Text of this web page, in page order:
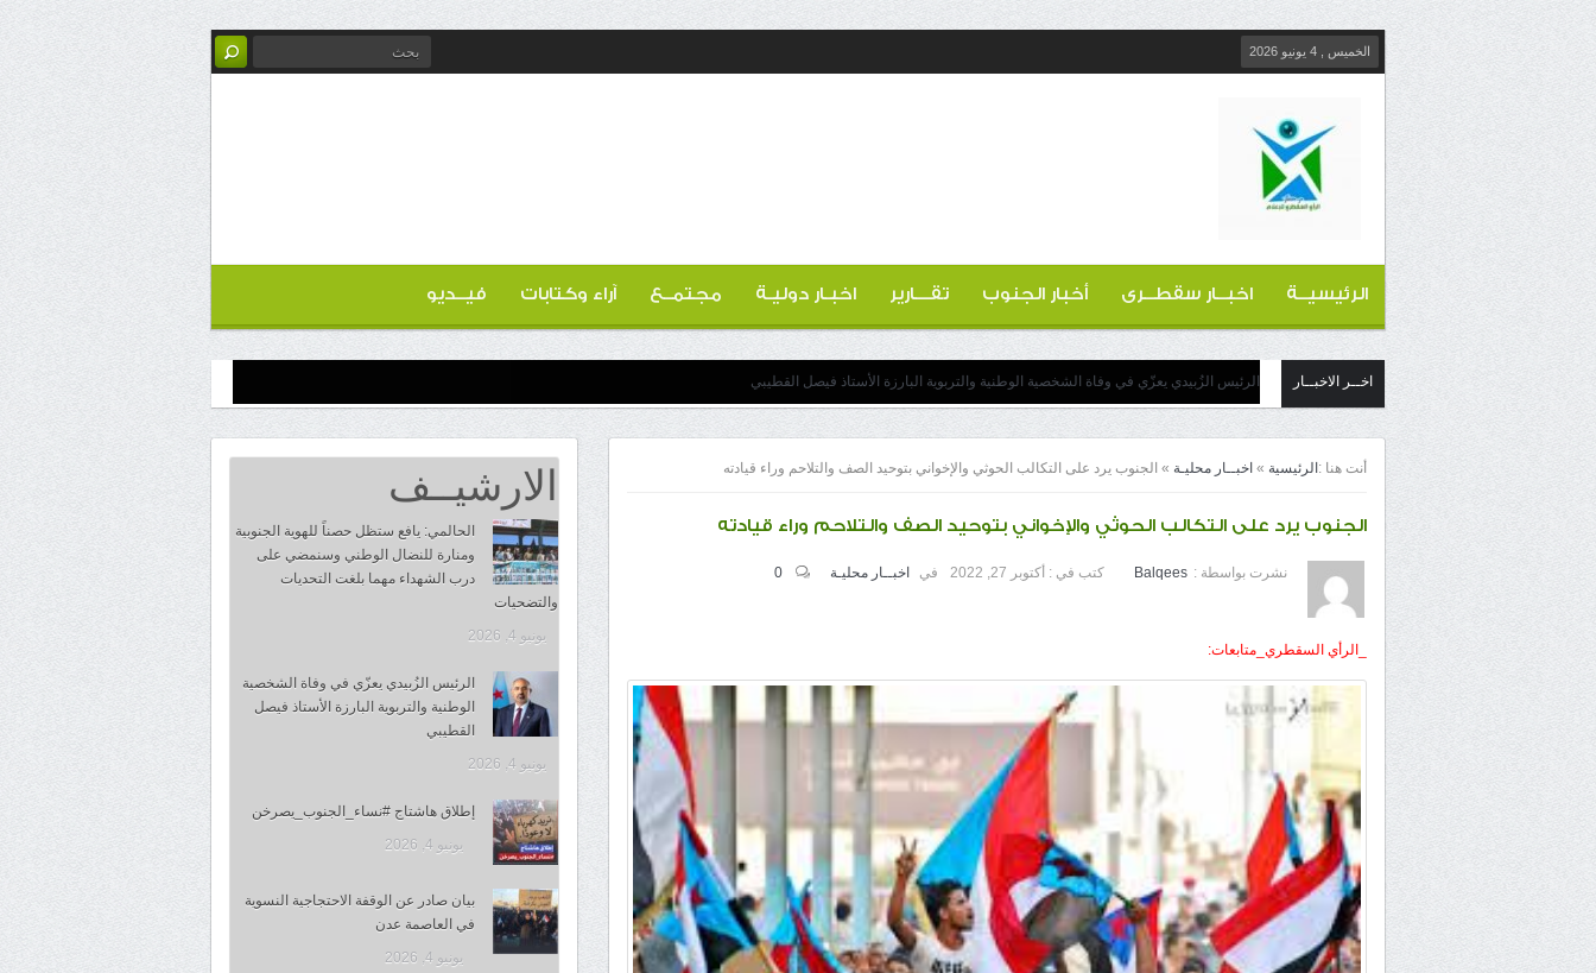
الخميس , 4 يونيو 2026
الرئيسيــة اخبــار سقطــرى أخبار الجنوب تقـــارير اخبـار دوليـة مجتمــع آراء وكتابات فيــديو
اخــر الاخبــار الرئيس الزُبيدي يعزّي في وفاة الشخصية الوطنية والتربوية البارزة الأستاذ فيصل القطيبي
أنت هنا : الرئيسية » اخبــار محليـة » الجنوب يرد على التكالب الحوثي والإخواني بتوحيد الصف والتلاحم وراء قيادته
الجنوب يرد على التكالب الحوثي والإخواني بتوحيد الصف والتلاحم وراء قيادته
نشرت بواسطة : Balqees كتب في : أكتوبر 27, 2022 في اخبــار محليـة 0
_الرأي السقطري_متابعات:
الارشيــف
الحالمي: يافع ستظل حصناً للهوية الجنوبية
ومنارة للنضال الوطني وسنمضي على
درب الشهداء مهما بلغت التحديات
والتضحيات
يونيو 4, 2026
الرئيس الزُبيدي يعزّي في وفاة الشخصية
الوطنية والتربوية البارزة الأستاذ فيصل
القطيبي
يونيو 4, 2026
إطلاق هاشتاج #نساء_الجنوب_يصرخن
يونيو 4, 2026
بيان صادر عن الوقفة الاحتجاجية النسوية
في العاصمة عدن
يونيو 4, 2026